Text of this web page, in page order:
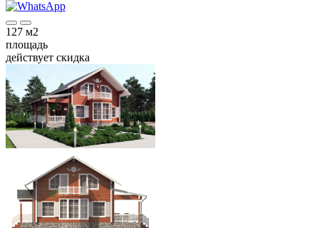
127 м2
площадь
действует скидка